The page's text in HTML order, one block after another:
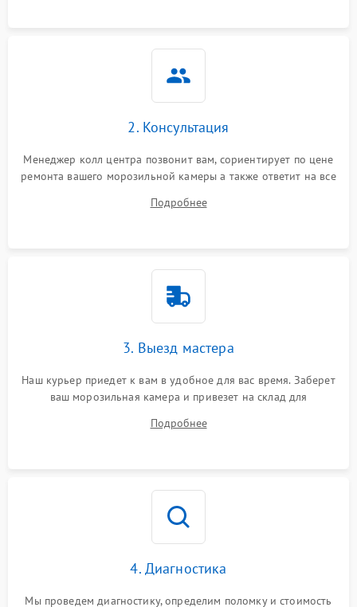
2. Консультация
Менеджер колл центра позвонит вам, сориентирует по цене
ремонта вашего морозильной камеры а также ответит на все
Подробнее
3. Выезд мастера
Наш курьер приедет к вам в удобное для вас время. Заберет
ваш морозильная камера и привезет на склад для
Подробнее
4. Диагностика
Мы проведем диагностику, определим поломку и стоимость